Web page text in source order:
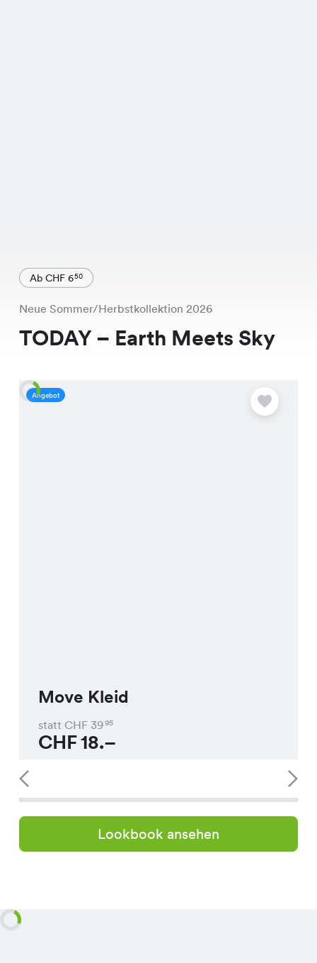
Ab CHF 650
Neue Sommer/Herbstkollektion 2026
TODAY – Earth Meets Sky
Angebot
Move Kleid
statt CHF 3995
CHF18.–
Lookbook ansehen